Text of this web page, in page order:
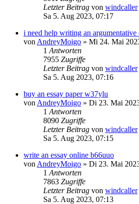
Letzter Beitrag von windcaller
Sa 5. Aug 2023, 07:17
i need help writing an argumentative
von AndreyMoigo » Mi 24. Mai
1 Antworten
7955 Zugriffe
Letzter Beitrag von windcaller
Sa 5. Aug 2023, 07:16
buy an essay paper w37ylu
von AndreyMoigo » Di 23. Mai
1 Antworten
8090 Zugriffe
Letzter Beitrag von windcaller
Sa 5. Aug 2023, 07:15
write an essay online b66uuo
von AndreyMoigo » Di 23. Mai
1 Antworten
7863 Zugriffe
Letzter Beitrag von windcaller
Sa 5. Aug 2023, 07:13